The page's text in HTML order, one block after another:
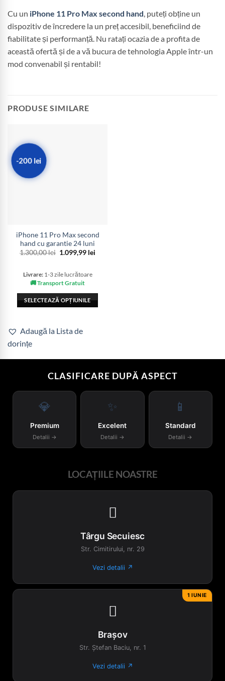
Cu un iPhone 11 Pro Max second hand , puteți obține un
dispozitiv de încredere la un preț accesibil, beneficiind de
fiabilitate și performanță. Nu ratați ocazia de a profita de
această ofertă și de a vă bucura de tehnologia Apple într-un
mod convenabil și rentabil!
PRODUSE SIMILARE
-200 lei
iPhone 11 Pro Max second
hand cu garantie 24 luni
1.300,00lei Prețul
fost:
1.300,00 lei.
1.099,99 lei
Livrare:1-3 zile lucrătoare
🚚 Transport Gratuit
SELECTEAZĂ OPȚIUNILE
are
Opțiunile
pagina
Adaugă la Lista de
dorințe
CLASIFICARE DUPĂ ASPECT
💎
Premium
Detalii →
✨
Excelent
Detalii →
📱
Standard
Detalii →
LOCAȚIILE NOASTRE

Târgu Secuiesc
Str. Cimitirului, nr. 29
Vezi detalii ↗
1 IUNIE

Brașov
Str. Ștefan Baciu, nr. 1
Vezi detalii ↗